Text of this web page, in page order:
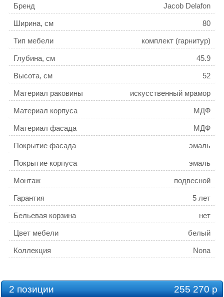
Бренд Jacob Delafon
Ширина, см 80
Тип мебели комплект (гарнитур)
Глубина, см 45.9
Высота, см 52
Материал раковины искусственный мрамор
Материал корпуса МДФ
Материал фасада МДФ
Покрытие фасада эмаль
Покрытие корпуса эмаль
Монтаж подвесной
Гарантия 5 лет
Бельевая корзина нет
Цвет мебели белый
Коллекция Nona
2 позиции 255 270 р